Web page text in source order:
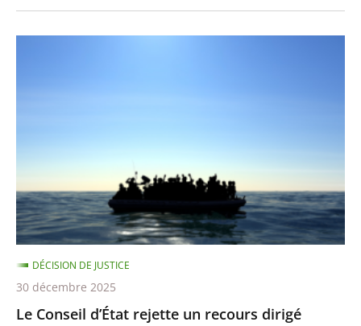
recours
contre
le
décret
de
publication
de
Le Conseil d’État rejette un recours dirigé
DÉCISION DE JUSTICE
30 décembre 2025